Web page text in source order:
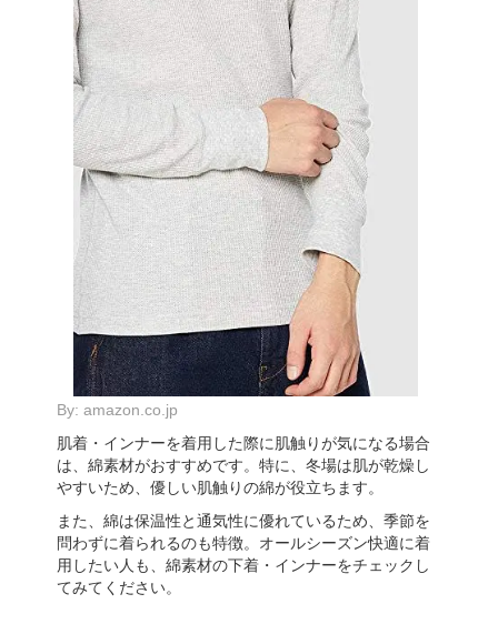
By: amazon.co.jp
肌着・インナーを着用した際に肌触りが気になる場合
は、綿素材がおすすめです。特に、冬場は肌が乾燥し
やすいため、優しい肌触りの綿が役立ちます。
また、綿は保温性と通気性に優れているため、季節を
問わずに着られるのも特徴。オールシーズン快適に着
用したい人も、綿素材の下着・インナーをチェックし
てみてください。